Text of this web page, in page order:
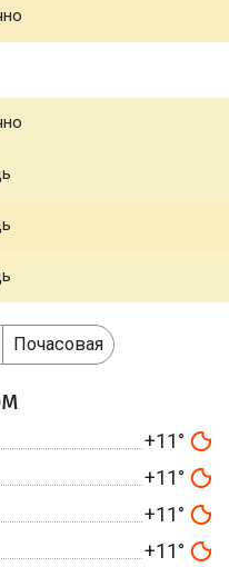
Почасовая
+11°
+11°
+11°
+11°